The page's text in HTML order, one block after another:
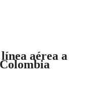
aérea a